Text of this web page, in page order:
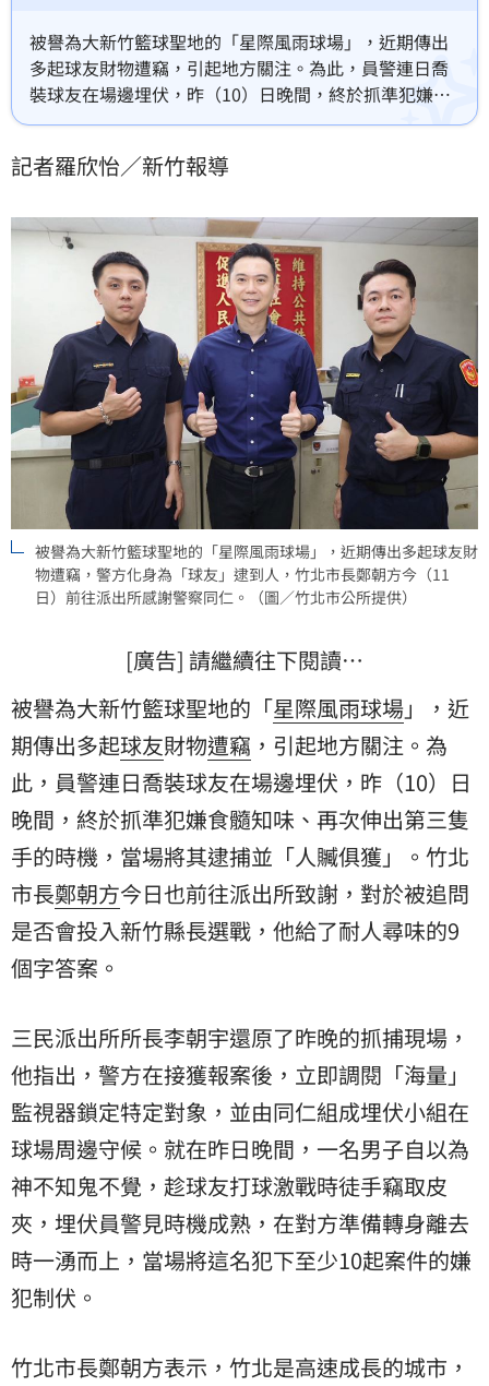
被譽為大新竹籃球聖地的「星際風雨球場」，近期傳出
多起球友財物遭竊，引起地方關注。為此，員警連日喬
裝球友在場邊埋伏，昨（10）日晚間，終於抓準犯嫌食
髓知味、再次伸出第三隻手的時機，當場將其逮捕並
記者羅欣怡／新竹報導
被譽為大新竹籃球聖地的「星際風雨球場」，近期傳出多起球友財
物遭竊，警方化身為「球友」逮到人，竹北市長鄭朝方今（11
日）前往派出所感謝警察同仁。（圖／竹北市公所提供）
[廣告] 請繼續往下閱讀…
被譽為大新竹籃球聖地的「星際風雨球場」，近
期傳出多起球友財物遭竊 ，引起地方關注。為
此，員警連日喬裝球友在場邊埋伏，昨（10）日
晚間，終於抓準犯嫌食髓知味、再次伸出第三隻
手的時機，當場將其逮捕並「人贓俱獲」。竹北
市長鄭朝方今日也前往派出所致謝，對於被追問
是否會投入新竹縣長選戰，他給了耐人尋味的9
個字答案。
三民派出所所長李朝宇還原了昨晚的抓捕現場，
他指出，警方在接獲報案後，立即調閱「海量」
監視器鎖定特定對象，並由同仁組成埋伏小組在
球場周邊守候。就在昨日晚間，一名男子自以為
神不知鬼不覺，趁球友打球激戰時徒手竊取皮
夾，埋伏員警見時機成熟，在對方準備轉身離去
時一湧而上，當場將這名犯下至少10起案件的嫌
犯制伏。
​竹北市長鄭朝方表示，竹北是高速成長的城市，